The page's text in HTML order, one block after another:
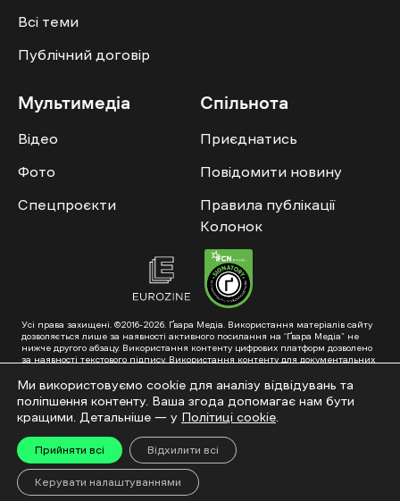
Всі теми
Публічний договір
Мультимедіа
Відео
Фото
Спецпроєкти
Спільнота
Приєднатись
Повідомити новину
Правила публікації
Колонок
Усі права захищені. ©2016-2026. Ґвара Медіа. Використання матеріалів сайту
дозволяється лише за наявності активного посилання на “Ґвара Медіа” не
нижче другого абзацу. Використання контенту цифрових платформ дозволено
за наявності текстового підпису. Використання контенту для документальних
схвалення від редакції.
Суб’єкт у сфері онлайн-медіа; ідентифікатор медіа – R40-01353. Поштова
адреса: ГО «Ґвара Медіа», 61057, Харків, вул. Гоголя, 14, абонентська скринька
№7400
Підкинь нам тему на пошту – hello@gwaramedia.com
Модернізація сайту:
Ми використовуємо cookie для аналізу відвідувань та
поліпшення контенту. Ваша згода допомагає нам бути
кращими. Детальніше — у Політиці cookie
Прийняти всі Відхилити всі
Керувати налаштуваннями